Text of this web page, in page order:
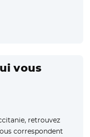
vous
retrouvez
correspondent